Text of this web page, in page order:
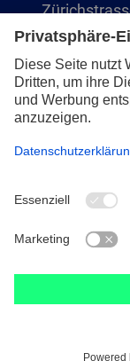
8306
+41 44
Datenschutz
AVB
© 2026 August